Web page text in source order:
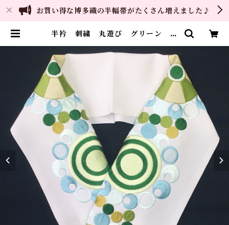
お買い得な博多織の半幅帯がたくさん増えました♪
半衿 刺繍 丸遊び グリーン 白
和装小物 着物 成人式 卒業式
結婚式 | ご縁や 着物・帯・和装小